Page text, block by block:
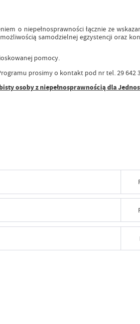
o niepełnosprawności łącznie ze
samodzielnej egzystencji oraz
pomocy.
prosimy o kontakt pod nr tel. 29 642
osoby z niepełnosprawnością dla